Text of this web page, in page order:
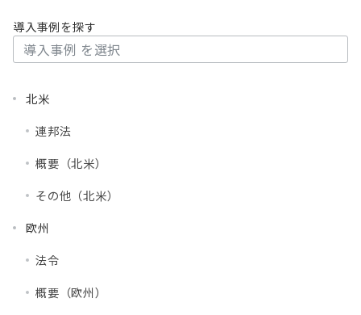
導入事例を探す
北米
連邦法
概要（北米）
その他（北米）
欧州
法令
概要（欧州）